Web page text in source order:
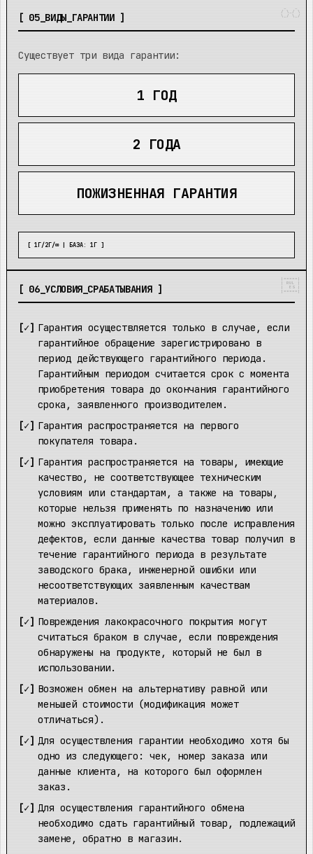
/ \_/ \
\_/ \_/
[ 05_ ВИДЫ_ГАРАНТИИ]
Существует три вида гарантии:
1 ГОД
2 ГОДА
ПОЖИЗНЕННАЯ ГАРАНТИЯ
[ 1Г/2Г/∞ | БАЗА: 1Г ]
|=====|
| RUL |
|  ES |
|=====|
[ 06_УСЛОВИЯ_СРАБАТЫВАНИЯ]
Гарантия осуществляется только в случае, если
гарантийное обращение зарегистрировано в
период действующего гарантийного периода.
Гарантийным периодом считается срок с момента
приобретения товара до окончания гарантийного
срока, заявленного производителем.
Гарантия распространяется на первого
покупателя товара.
Гарантия распространяется на товары, имеющие
качество, не соответствующее техническим
условиям или стандартам, а также на товары,
которые нельзя применять по назначению или
можно эксплуатировать только после исправления
дефектов, если данные качества товар получил в
течение гарантийного периода в результате
заводского брака, инженерной ошибки или
несоответствующих заявленным качествам
материалов.
Повреждения лакокрасочного покрытия могут
считаться браком в случае, если повреждения
обнаружены на продукте, который не был в
использовании.
Возможен обмен на альтернативу равной или
меньшей стоимости (модификация может
отличаться).
Для осуществления гарантии необходимо хотя бы
одно из следующего: чек, номер заказа или
данные клиента, на которого был оформлен
заказ.
Для осуществления гарантийного обмена
необходимо сдать гарантийный товар, подлежащий
замене, обратно в магазин.